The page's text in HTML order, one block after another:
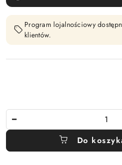
Program lojalnościowy
klientów.
Do